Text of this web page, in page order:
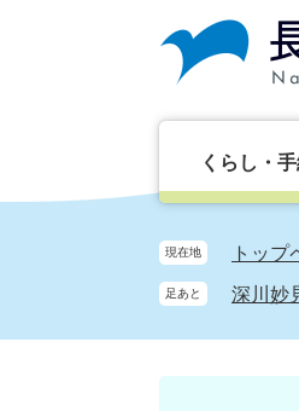
くらし・
現在地 トップ
足あと 深川妙